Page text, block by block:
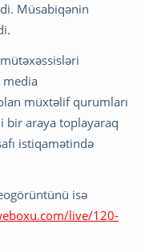
Müsabiqənin
media
müxtəlif qurumları
bir araya toplayaraq
istiqamətində
isə
live/120-